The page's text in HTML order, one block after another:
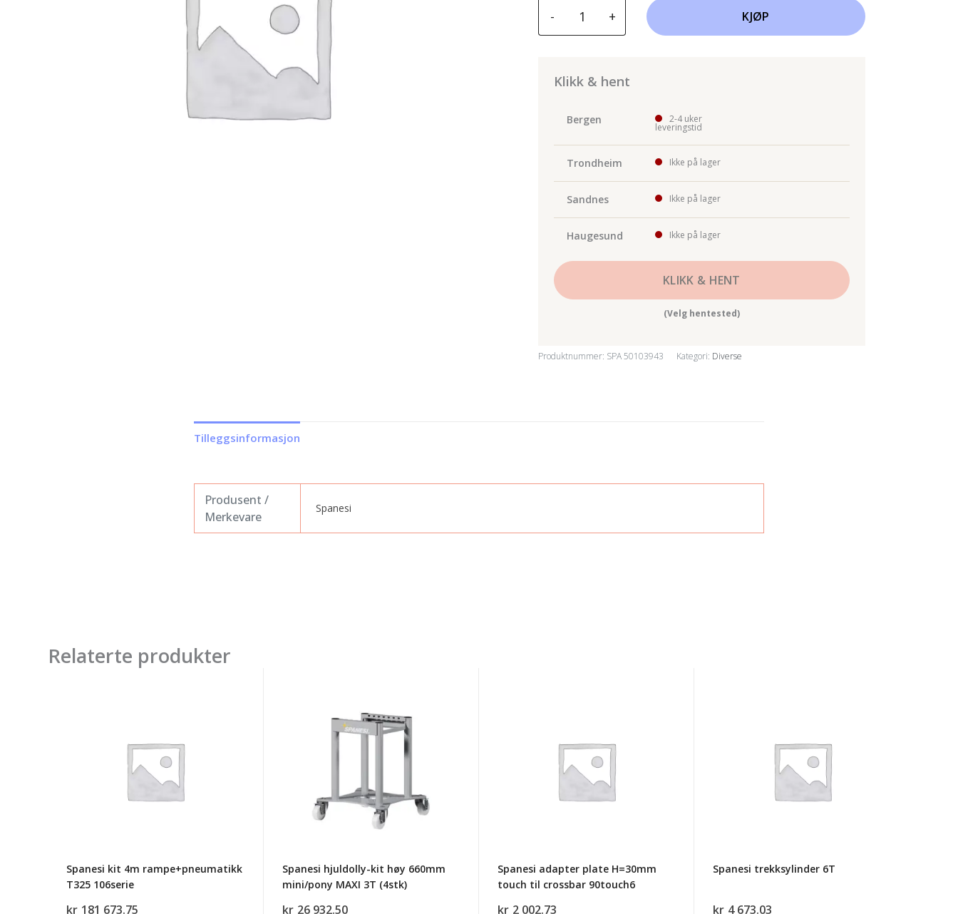
-
bussning
35/39
FB1
+ KJØP
Klikk & hent
Bergen 2-4 uker
leveringstid
Trondheim Ikke på lager
Sandnes Ikke på lager
Haugesund Ikke på lager
KLIKK & HENT
(Velg hentested)
Produktnummer: SPA 50103943 Kategori: Diverse
Tilleggsinformasjon
Produsent /
Merkevare
Spanesi
Relaterte produkter
rampe+pneumatikk
Spanesi kit 4m rampe+pneumatikk
T325 106serie
kr 181 673.75
Spanesi hjuldolly-kit høy 660mm
mini/pony MAXI 3T (4stk)
kr 26 932.50
Spanesi adapter plate H=30mm
touch til crossbar 90touch6
kr 2 002.73
Spanesi trekksylinder 6T
kr 4 673.03